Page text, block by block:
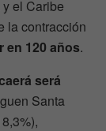
el Caribe
la contracción
en 120 años.
será
Santa